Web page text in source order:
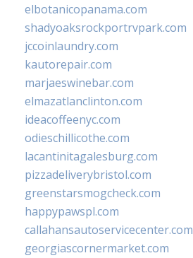
elbotanicopanama.com
shadyoaksrockportrvpark.com
jccoinlaundry.com
kautorepair.com
marjaeswinebar.com
elmazatlanclinton.com
ideacoffeenyc.com
odieschillicothe.com
lacantinitagalesburg.com
pizzadeliverybristol.com
greenstarsmogcheck.com
happypawspl.com
callahansautoservicecenter.com
georgiascornermarket.com